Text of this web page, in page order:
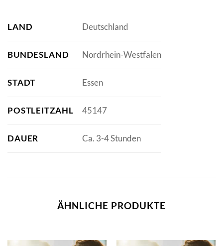
LAND Deutschland
BUNDESLAND Nordrhein-Westfalen
STADT Essen
POSTLEITZAHL 45147
DAUER Ca. 3-4 Stunden
ÄHNLICHE PRODUKTE